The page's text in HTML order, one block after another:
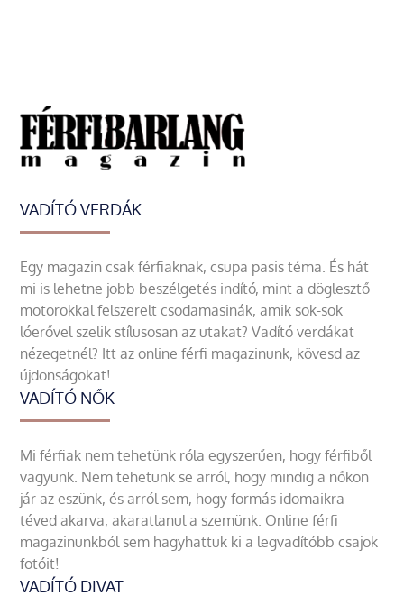
VADÍTÓ VERDÁK
Egy magazin csak férfiaknak, csupa pasis téma. És hát
mi is lehetne jobb beszélgetés indító, mint a döglesztő
motorokkal felszerelt csodamasinák, amik sok-sok
lóerővel szelik stílusosan az utakat? Vadító verdákat
nézegetnél? Itt az online férfi magazinunk, kövesd az
újdonságokat!
VADÍTÓ NŐK
Mi férfiak nem tehetünk róla egyszerűen, hogy férfiből
vagyunk. Nem tehetünk se arról, hogy mindig a nőkön
jár az eszünk, és arról sem, hogy formás idomaikra
téved akarva, akaratlanul a szemünk. Online férfi
magazinunkból sem hagyhattuk ki a legvadítóbb csajok
fotóit!
VADÍTÓ DIVAT